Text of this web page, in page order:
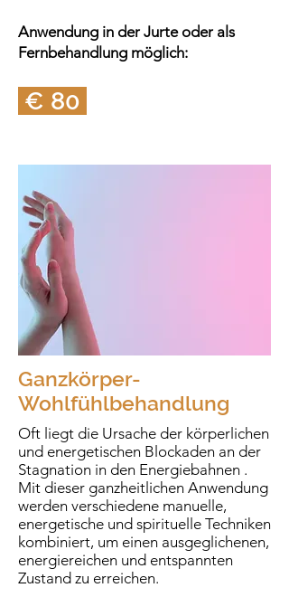
Anwendung in der Jurte oder als
Fernbehandlung möglich:
€ 80
Ganzkörper-
Wohlfühlbehandlung
Oft liegt die Ursache der körperlichen
und energetischen Blockaden an der
Stagnation in den Energiebahnen .
Mit dieser ganzheitlichen Anwendung
werden verschiedene manuelle,
energetische und spirituelle Techniken
kombiniert, um einen ausgeglichenen,
energiereichen und entspannten
Zustand zu erreichen.